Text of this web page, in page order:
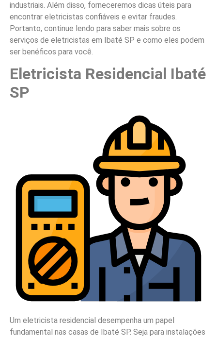
industriais. Além disso, forneceremos dicas úteis para
encontrar eletricistas confiáveis e evitar fraudes.
Portanto, continue lendo para saber mais sobre os
serviços de eletricistas em Ibaté SP e como eles podem
ser benéficos para você.
Eletricista Residencial Ibaté
SP
Um eletricista residencial desempenha um papel
fundamental nas casas de Ibaté SP. Seja para instalações